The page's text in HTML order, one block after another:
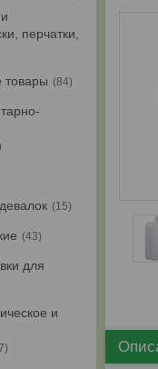
перчатки,
товары 84
15
43
для
и